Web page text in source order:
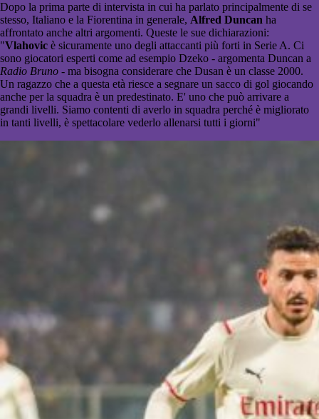
Dopo la prima parte di intervista in cui ha parlato principalmente di se
stesso, Italiano e la Fiorentina in generale, Alfred Duncan ha
affrontato anche altri argomenti. Queste le sue dichiarazioni:
"Vlahovic è sicuramente uno degli attaccanti più forti in Serie A. Ci
sono giocatori esperti come ad esempio Dzeko - argomenta Duncan a
Radio Bruno - ma bisogna considerare che Dusan è un classe 2000.
Un ragazzo che a questa età riesce a segnare un sacco di gol giocando
anche per la squadra è un predestinato. E' uno che può arrivare a
grandi livelli. Siamo contenti di averlo in squadra perché è migliorato
in tanti livelli, è spettacolare vederlo allenarsi tutti i giorni"